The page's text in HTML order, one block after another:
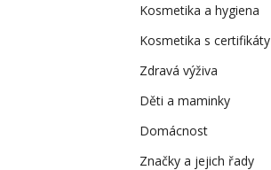
Kosmetika a hygiena
Kosmetika s certifikáty
Zdravá výživa
Děti a maminky
Domácnost
Značky a jejich řady